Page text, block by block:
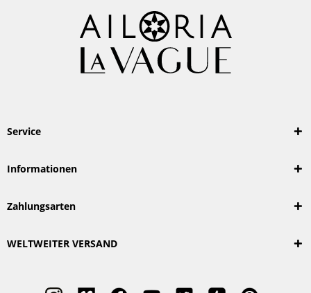
Service
Informationen
Zahlungsarten
WELTWEITER VERSAND